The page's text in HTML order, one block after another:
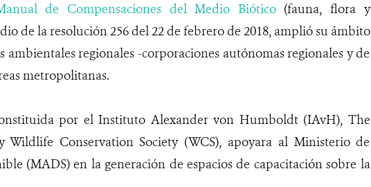
de Compensaciones del Medio Biótico(fauna, flora y
de la resolución 256 del 22 de febrero de 2018, amplió su ámbito
ambientales regionales -corporaciones autónomas regionales y de
metropolitanas.
por el Instituto Alexander von Humboldt (IAvH), The
Wildlife Conservation Society (WCS), apoyara al Ministerio de
(MADS) en la generación de espacios de capacitación sobre la